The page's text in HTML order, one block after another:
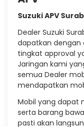
Suzuki APV
Dealer Suzuki
dapatkan dengan
tingkat approval
Jaringan kami
semua Dealer
mendapatkan
Mobil yang dapat
serta barang
pasti akan